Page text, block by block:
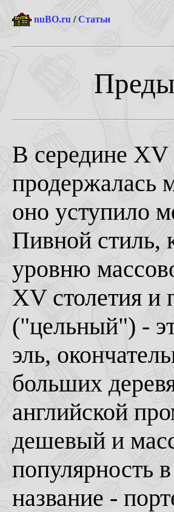
nuBO.ru /Статьи
В середине ХV
продержалась
оно уступило
Пивной стиль,
уровню
ХV столетия и
("цельный") -
эль,
больших
английской
дешевый и
популярность
название -